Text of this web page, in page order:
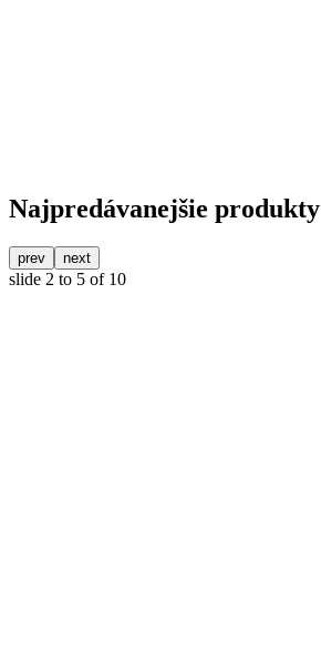
Najpredávanejšie produkty
prev next
slide 2 to 5 of 10